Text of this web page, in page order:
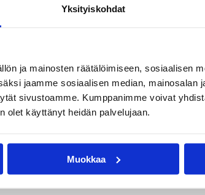
Yksityiskohdat
ja mainosten räätälöimiseen, sosiaalisen
jaamme sosiaalisen median, mainosalan
sivustoamme. Kumppanimme voivat
olet käyttänyt heidän palvelujaan.
Muokkaa